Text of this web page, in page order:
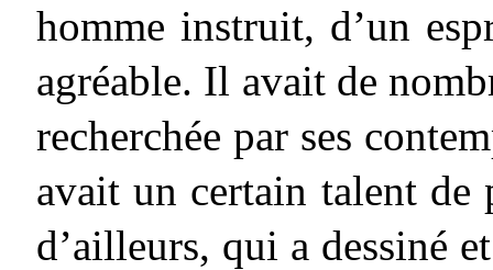
homme instruit, d’un
agréable. Il avait de
recherchée par ses
avait un certain talent de
d’ailleurs, qui a dessiné